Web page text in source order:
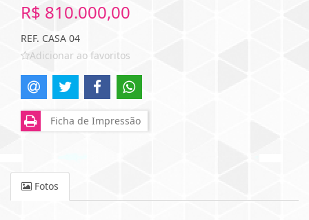
R$ 810.000,00
REF. CASA 04
Adicionar ao favoritos
Ficha de Impressão
Fotos